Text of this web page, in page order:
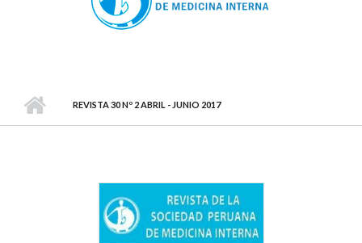
REVISTA 30 Nº 2 ABRIL - JUNIO 2017